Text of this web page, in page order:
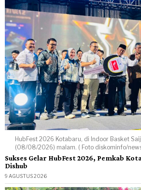
HubFest 2026 Kotabaru, di Indoor Basket
(08/08/2026) malam. ( Foto diskominfo/
Sukses Gelar HubFest 2026, Pemkab
Dishub
9 AGUSTUS 2026